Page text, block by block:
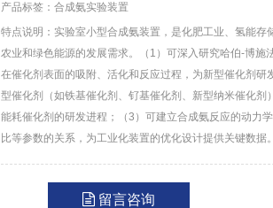
产品标签： 合成氨实验装置
特点说明：实验室小型合成氨装置，是化肥工业、氢能
农业和绿色能源的发展需求。（1）可深入研究哈伯-博施
在催化剂表面的吸附、活化和反应过程，为新型催化剂
型催化剂（如铁基催化剂、钌基催化剂、新型纳米催化
能耗催化剂的研发进程；（3）可建立合成氨反应的动力
比等参数的关系，为工业化装置的优化设计提供关键数据。
留言咨询